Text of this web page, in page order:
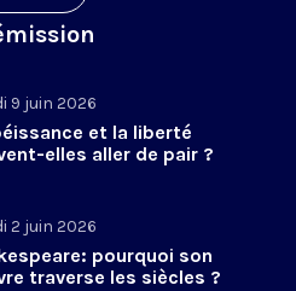
9 juin 2026
et la liberté
elles aller de pair ?
2 juin 2026
pourquoi son
traverse les siècles ?